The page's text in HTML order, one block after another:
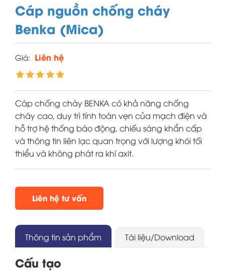
Cáp nguồn chống cháy
Benka (Mica)
Giá: Liên hệ
Cáp chống cháy BENKA có khả năng chống
cháy cao, duy trì tính toàn vẹn của mạch điện và
hỗ trợ hệ thống báo động, chiếu sáng khẩn cấp
và thông tin liên lạc quan trọng với lượng khói tối
thiểu và không phát ra khí axit.
Liên hệ tư vấn
Thông tin sản phẩm Tài liệu/Download
Cấu tạo